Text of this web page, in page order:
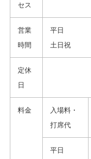
セス
営業
時間
平日
土日祝
定休
日
料金
入場料・
打席代
平日